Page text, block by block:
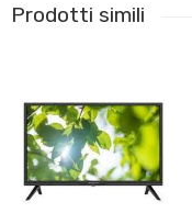
Prodotti simili